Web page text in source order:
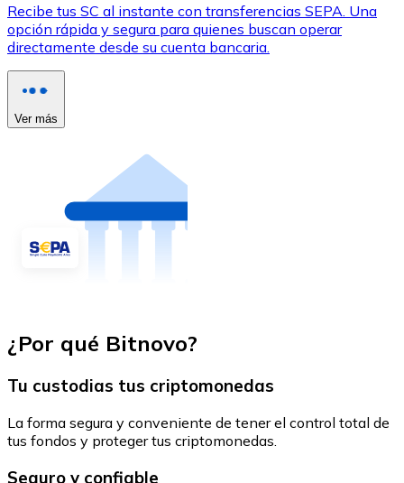
Recibe tus SC al instante con transferencias SEPA. Una
opción rápida y segura para quienes buscan operar
directamente desde su cuenta bancaria.
Ver más
¿Por qué Bitnovo?
Tu custodias tus criptomonedas
La forma segura y conveniente de tener el control total de
tus fondos y proteger tus criptomonedas.
Seguro y confiable